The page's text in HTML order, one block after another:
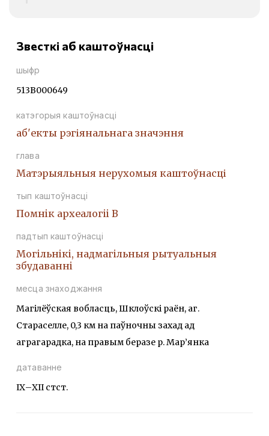
Звесткі аб каштоўнасці
шыфр
513В000649
катэгорыя каштоўнасці
аб'екты рэгіянальнага значэння
глава
Матэрыяльныя нерухомыя каштоўнасці
тып каштоўнасці
Помнiк археалогii В
падтып каштоўнасці
Могiльнiкi, надмагiльныя рытуальныя
збудаваннi
месца знаходжання
Магілёўская вобласць, Шклоўскі раён, аг.
Стараселле, 0,3 км на паўночны захад ад
аграгарадка, на правым беразе р. Мар’янка
датаванне
ІХ–ХІІ стст.